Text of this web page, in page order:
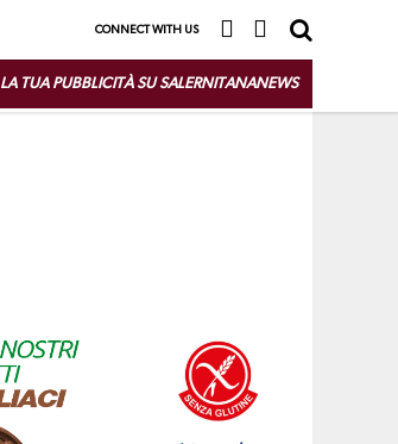
CONNECT WITH US
LA TUA PUBBLICITÀ SU SALERNITANANEWS